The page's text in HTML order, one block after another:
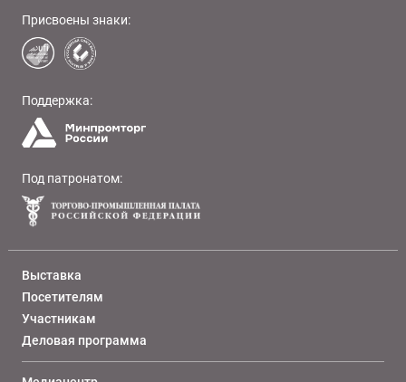
Присвоены знаки:
Поддержка:
Под патронатом:
Выставка
Посетителям
Участникам
Деловая программа